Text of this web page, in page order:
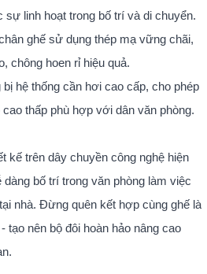
sự linh hoạt trong bố trí và di chuyển.
ghế sử dụng thép mạ vững chãi,
chông hoen rỉ hiệu quả.
hệ thống cần hơi cao cấp, cho phép
thấp phù hợp với dân văn phòng.
kế trên dây chuyền công nghệ hiện
bố trí trong văn phòng làm việc
nhà. Đừng quên kết hợp cùng ghế là
tạo nên bộ đôi hoàn hảo nâng cao